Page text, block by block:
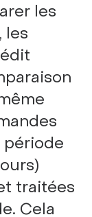
les
les
traitées
Cela